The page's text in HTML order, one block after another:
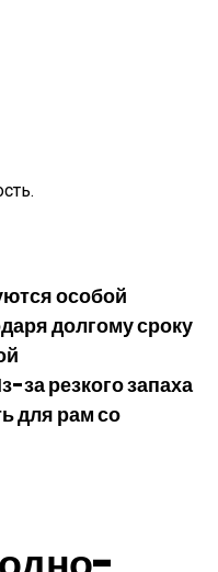
особой
долгому сроку
за резкого запаха
для рам со